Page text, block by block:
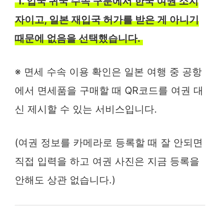
자이고, 일본 재입국 허가를 받은 게 아니기
때문에 없음을 선택했습니다.
※ 면세 수속 이용 확인은 일본 여행 중 공항
에서 면세품을 구매할 때 QR코드를 여권 대
신 제시할 수 있는 서비스입니다.
(여권 정보를 카메라로 등록할 때 잘 안되면
직접 입력을 하고 여권 사진은 지금 등록을
안해도 상관 없습니다.)